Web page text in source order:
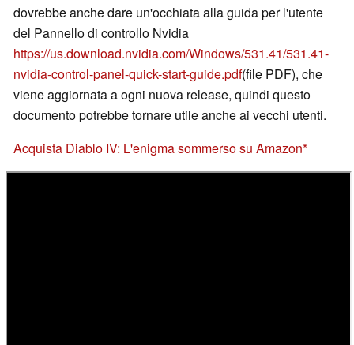
dovrebbe anche dare un'occhiata alla guida per l'utente
del Pannello di controllo Nvidia
https://us.download.nvidia.com/Windows/531.41/531.41-
nvidia-control-panel-quick-start-guide.pdf(file PDF), che
viene aggiornata a ogni nuova release, quindi questo
documento potrebbe tornare utile anche ai vecchi utenti.
Acquista Diablo IV: L'enigma sommerso su Amazon